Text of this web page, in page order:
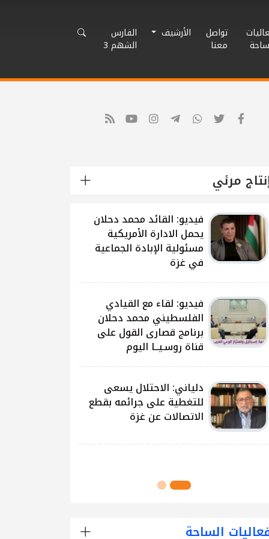
تواصل
معنا
الأرشيف الفارس
الشهم 3
مرئي
شاهد: لقاء القيادي
الفلسطيني محمد دحلان
حول تطورات الحرب
الاسرائيلية
النيرب: اللجنة الوطنية
للشراكة والتنمية بدأت بتوزيع
آلاف الحقائب على الطلبة
اللجنة الوطنية للشراكة
والتنمية تُنفذ مشروع توزيع
محافظة رفح
الساحة